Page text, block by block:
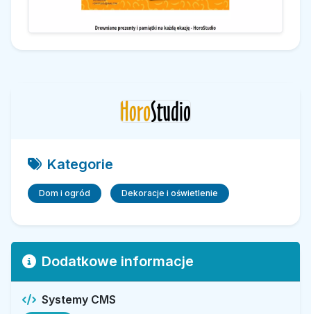
Kategorie
Dom i ogród Dekoracje i oświetlenie
Dodatkowe informacje
Systemy CMS